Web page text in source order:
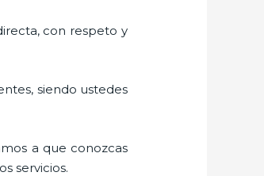
con respeto y
siendo ustedes
a que conozcas
servicios.